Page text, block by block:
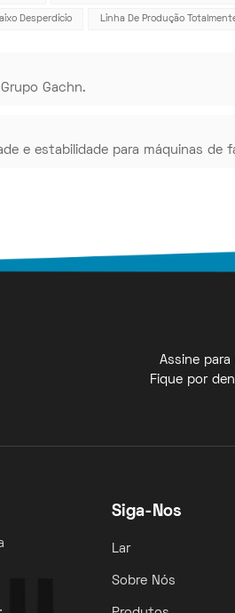
Desperdício Linha De Produção
Gachn.
e estabilidade para máquinas de
Assine
Fique por
Siga-Nos
Lar
Sobre Nós